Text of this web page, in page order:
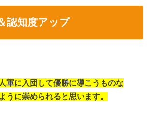
認知度アップ
軍に入団して優勝に導こうものな
うに崇められると思います。